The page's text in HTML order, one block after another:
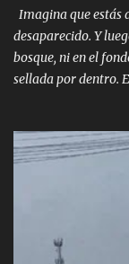
Imagina que estás
desaparecido. Y
bosque, ni en el
sellada por dentro.
una historia de
Sarah y Andrew. Es
desierto se
resultó ser más
una pareja normal